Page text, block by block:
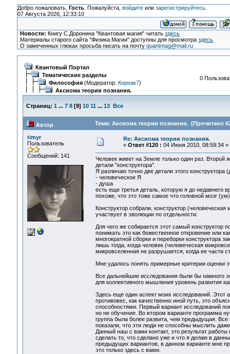
Добро пожаловать, Гость. Пожалуйста, войдитеили зарегистрируйтесь.
07 Августа 2026, 12:33:10
Новости: Книгу С.Доронина "Квантовая магия" читатьздесь
Материалы старого сайта "Физика Магии" доступны для просмотраздесь
О замеченных глюках просьба писать на почтуquantmag@mail.ru
Квантовый Портал
Тематические разделы
Философия(Модератор: Корнак7)
Аксиома теории познания.
0
Страниц: 1 ... 7 8[9] 10 11 ... 13 Все
Автор Тема: Аксиома теории познания. (Прочитано
timyr
Пользователь
Сообщений: 141
Re: Аксиома теории познания.
« Ответ #120 : 04 Июня 2010, 08:59:34 »
Человек живет на Земле только один раз. Второй
детали "конструктора".
Я различаю точно две детали этого конструктора
- человеческое Я
- душа
есть еще третья деталь, которую я до
похоже, что это тоже самое что головной мозг
Конструктор собрали, конструктор
участвует в эволюции по отдельности.
Для чего же собирается этот самый конструктор
понимать это как божественное откровение или
многократной сборки и переборки конструктора
лишь тогда, когда человек (человеческая
микровселенная не разрушается, когда ее
Мне удалось понять примерные критерии оценки
Все дальнейшие исследования были бы намного
для коллективного мышления уровень развития
Здесь еще один аспект моих исследований. Этот
противовес, как качественно иной путь, это
способностями. Первый вариант исследований
но не обучение. Во втором варианте программа
группа была более развита, чем предыдущая.
показали, что эти люди не способны мыслить
Данный наш с вами контакт, это результат
сделать то, что сделано уже и что я делаю в
предыдущих вариантов, в данном варианте мне
это только здесь с вами.